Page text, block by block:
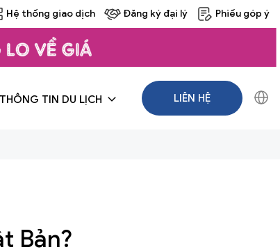
Hệ thống giao dịch Đăng ký đại lý Phiếu góp ý
THÔNG TIN DU LỊCH LIÊN HỆ
Bản?